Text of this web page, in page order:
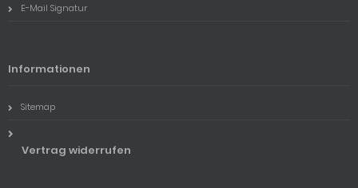
E-Mail Signatur
Informationen
Sitemap
Vertrag widerrufen